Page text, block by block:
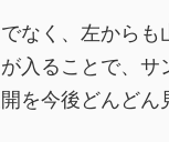
なく、左からも
入ることで、サ
を今後どんどん